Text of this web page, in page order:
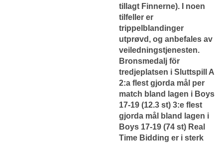
tillagt Finnerne). I noen
tilfeller er
trippelblandinger
utprøvd, og anbefales av
veiledningstjenesten.
Bronsmedalj för
tredjeplatsen i Sluttspill A
2:a flest gjorda mål per
match bland lagen i Boys
17-19 (12.3 st) 3:e flest
gjorda mål bland lagen i
Boys 17-19 (74 st) Real
Time Bidding er i sterk